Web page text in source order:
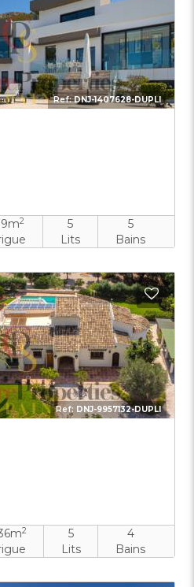
Ref:DNJ-1407628-DUPLI
2
5
Lits
5
Bains
Ref: DNJ-9957132-DUPLI
2
5
Lits
4
Bains